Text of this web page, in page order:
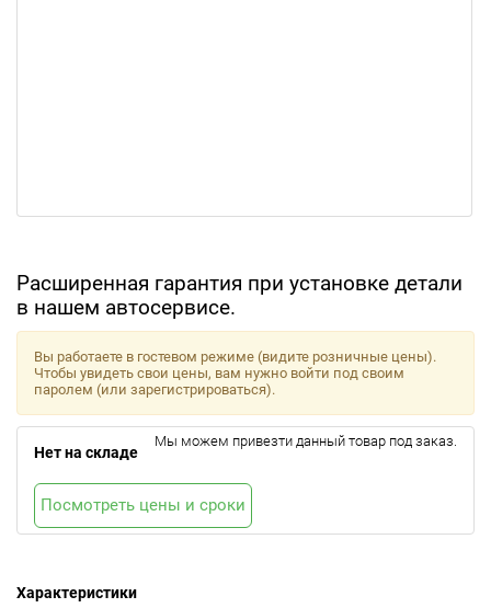
Расширенная гарантия при установке детали
в нашем автосервисе.
Характеристики
Вы работаете в гостевом режиме (видите розничные цены).
Чтобы увидеть свои цены, вам нужно войти под своим
паролем (или зарегистрироваться).
Нет на складе
Мы можем привезти данный товар под заказ.
Посмотреть цены и сроки